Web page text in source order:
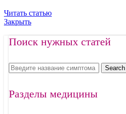
Читать статью
Закрыть
Поиск нужных статей
Search
Разделы медицины